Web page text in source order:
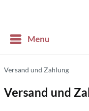
Menu
Versand und Zahlung
Versand und